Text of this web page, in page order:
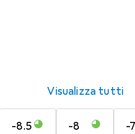
Visualizza tutti
-8.5 -8 -